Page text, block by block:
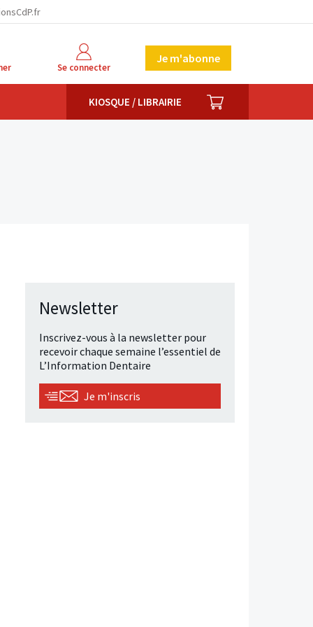
Se connecter
Je m'abonne
KIOSQUE / LIBRAIRIE PANIER
Newsletter
Inscrivez-vous à la newsletter pour
recevoir chaque semaine l’essentiel de
L’Information Dentaire
Je m'inscris